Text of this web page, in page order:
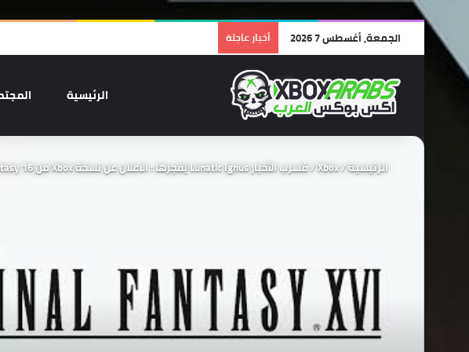
الجمعة, أغسطس 7 2026 أخبار عاجلة
الرئيسية
الرئيسية/
Xbox
/مُسرب الأخبار Lunatic Ignus يُفجرها : الاعلان عن نسخة Xbox من Final Fantasy 16 سيكون بحدث Developer Direct.